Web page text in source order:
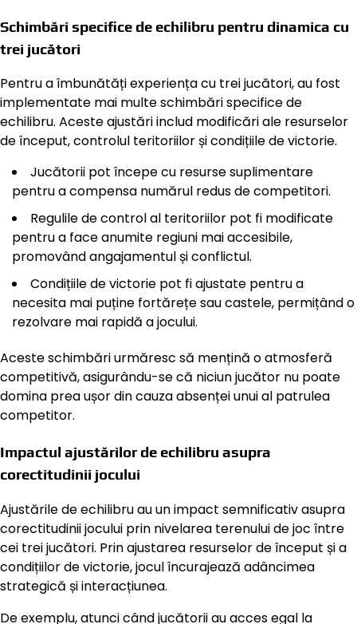
Schimbări specifice de echilibru pentru dinamica cu
trei jucători
Pentru a îmbunătăți experiența cu trei jucători, au fost
implementate mai multe schimbări specifice de
echilibru. Aceste ajustări includ modificări ale resurselor
de început, controlul teritoriilor și condițiile de victorie.
Jucătorii pot începe cu resurse suplimentare
pentru a compensa numărul redus de competitori.
Regulile de control al teritoriilor pot fi modificate
pentru a face anumite regiuni mai accesibile,
promovând angajamentul și conflictul.
Condițiile de victorie pot fi ajustate pentru a
necesita mai puține fortărețe sau castele, permițând o
rezolvare mai rapidă a jocului.
Aceste schimbări urmăresc să mențină o atmosferă
competitivă, asigurându-se că niciun jucător nu poate
domina prea ușor din cauza absenței unui al patrulea
competitor.
Impactul ajustărilor de echilibru asupra
corectitudinii jocului
Ajustările de echilibru au un impact semnificativ asupra
corectitudinii jocului prin nivelarea terenului de joc între
cei trei jucători. Prin ajustarea resurselor de început și a
condițiilor de victorie, jocul încurajează adâncimea
strategică și interacțiunea.
De exemplu, atunci când jucătorii au acces egal la